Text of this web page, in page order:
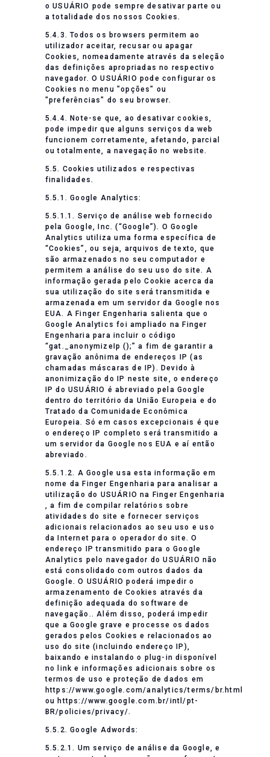
o USUÁRIO pode sempre desativar parte ou
a totalidade dos nossos Cookies.
5.4.3. Todos os browsers permitem ao
utilizador aceitar, recusar ou apagar
Cookies, nomeadamente através da seleção
das definições apropriadas no respectivo
navegador. O USUÁRIO pode configurar os
Cookies no menu "opções" ou
"preferências" do seu browser.
5.4.4. Note-se que, ao desativar cookies,
pode impedir que alguns serviços da web
funcionem corretamente, afetando, parcial
ou totalmente, a navegação no website.
5.5. Cookies utilizados e respectivas
finalidades.
5.5.1. Google Analytics:
5.5.1.1. Serviço de análise web fornecido
pela Google, Inc. (“Google”). O Google
Analytics utiliza uma forma específica de
“Cookies”, ou seja, arquivos de texto, que
são armazenados no seu computador e
permitem a análise do seu uso do site. A
informação gerada pelo Cookie acerca da
sua utilização do site será transmitida e
armazenada em um servidor da Google nos
EUA. A Finger Engenharia salienta que o
Google Analytics foi ampliado na Finger
Engenharia para incluir o código
“gat._anonymizeIp ();” a fim de garantir a
gravação anônima de endereços IP (as
chamadas máscaras de IP). Devido à
anonimização do IP neste site, o endereço
IP do USUÁRIO é abreviado pela Google
dentro do território da União Europeia e do
Tratado da Comunidade Econômica
Europeia. Só em casos excepcionais é que
o endereço IP completo será transmitido a
um servidor da Google nos EUA e aí então
abreviado.
5.5.1.2. A Google usa esta informação em
nome da Finger Engenharia para analisar a
utilização do USUÁRIO na Finger Engenharia
, a fim de compilar relatórios sobre
atividades do site e fornecer serviços
adicionais relacionados ao seu uso e uso
da Internet para o operador do site. O
endereço IP transmitido para o Google
Analytics pelo navegador do USUÁRIO não
está consolidado com outros dados da
Google. O USUÁRIO poderá impedir o
armazenamento de Cookies através da
definição adequada do software de
navegação.. Além disso, poderá impedir
que a Google grave e processe os dados
gerados pelos Cookies e relacionados ao
uso do site (incluindo endereço IP),
baixando e instalando o plug-in disponível
no link e informações adicionais sobre os
termos de uso e proteção de dados em
https://www.google.com/analytics/terms/br.html
ou https://www.google.com.br/intl/pt-
BR/policies/privacy/.
5.5.2. Google Adwords:
5.5.2.1. Um serviço de análise da Google, e